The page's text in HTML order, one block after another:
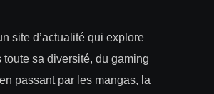
site d’actualité qui explore
toute sa diversité, du gaming
passant par les mangas, la